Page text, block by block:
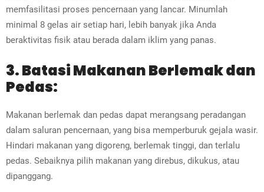
memfasilitasi proses pencernaan yang lancar. Minumlah
minimal 8 gelas air setiap hari, lebih banyak jika Anda
beraktivitas fisik atau berada dalam iklim yang panas.
3. Batasi Makanan Berlemak dan
Pedas:
Makanan berlemak dan pedas dapat merangsang peradangan
dalam saluran pencernaan, yang bisa memperburuk gejala wasir.
Hindari makanan yang digoreng, berlemak tinggi, dan terlalu
pedas. Sebaiknya pilih makanan yang direbus, dikukus, atau
dipanggang.